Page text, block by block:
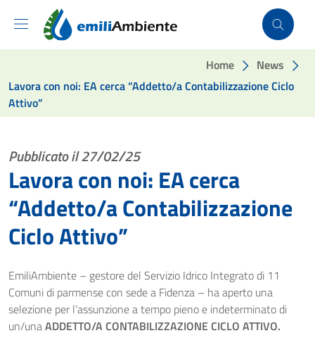
Vai ai contenuti
Vai al footer
Home
News
Lavora con noi: EA cerca “Addetto/a Contabilizzazione Ciclo
Attivo”
Pubblicato il 27/02/25
Lavora con noi: EA cerca
“Addetto/a Contabilizzazione
Ciclo Attivo”
EmiliAmbiente – gestore del Servizio Idrico Integrato di 11
Comuni di parmense con sede a Fidenza – ha aperto una
selezione per l’assunzione a tempo pieno e indeterminato di
un/unaADDETTO/A CONTABILIZZAZIONE CICLO ATTIVO.